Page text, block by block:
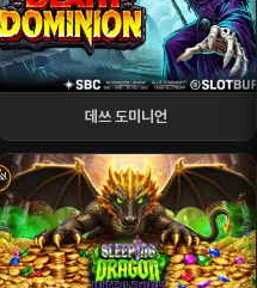
데쓰 도미니언